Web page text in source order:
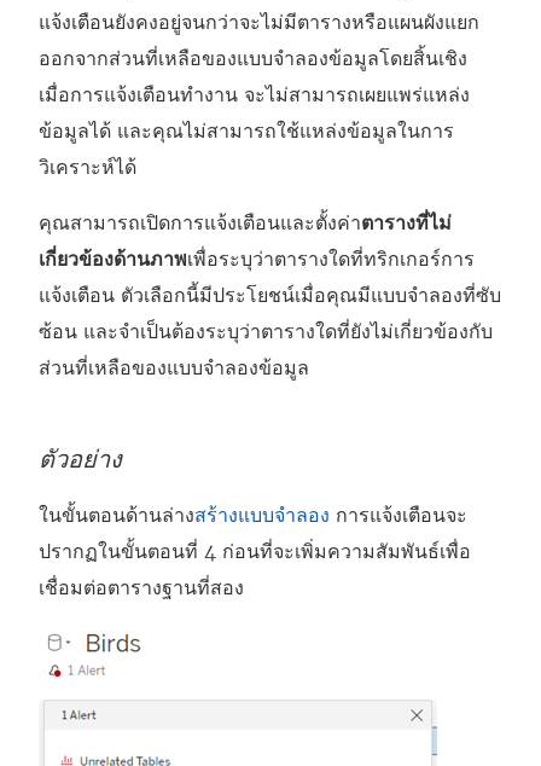
แจ้งเตือนยังคงอยู่จนกว่าจะไม่มีตารางหรือแผนผังแยก
ออกจากส่วนที่เหลือของแบบจำลองข้อมูลโดยสิ้นเชิง
เมื่อการแจ้งเตือนทำงาน จะไม่สามารถเผยแพร่แหล่ง
ข้อมูลได้ และคุณไม่สามารถใช้แหล่งข้อมูลในการ
วิเคราะห์ได้
คุณสามารถเปิดการแจ้งเตือนและตั้งค่าตารางที่ไม่
เกี่ยวข้องด้านภาพเพื่อระบุว่าตารางใดที่ทริกเกอร์การ
แจ้งเตือน ตัวเลือกนี้มีประโยชน์เมื่อคุณมีแบบจำลองที่ซับ
ซ้อน และจำเป็นต้องระบุว่าตารางใดที่ยังไม่เกี่ยวข้องกับ
ส่วนที่เหลือของแบบจำลองข้อมูล
ตัวอย่าง
ในขั้นตอนด้านล่างสร้างแบบจำลอง การแจ้งเตือนจะ
ปรากฏในขั้นตอนที่ 4 ก่อนที่จะเพิ่มความสัมพันธ์เพื่อ
เชื่อมต่อตารางฐานที่สอง